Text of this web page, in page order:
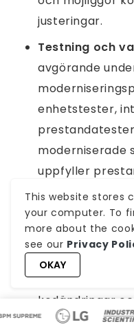
justeringar.
Testning och
avgörande
enhetstester,
moderniserade
uppfyller
sömlöst med
dokumentation
inkluderar att
äldre systemet,
kodändringar
som
This website stores
your computer. To
more about the
see our Privacy
OKAY